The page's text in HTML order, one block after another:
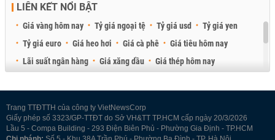
LIÊN KẾT NỔI BẬT
Giá vàng hôm nay Tỷ giá ngoại tệ Tỷ giá usd
Tỷ giá yen
Tỷ giá euro
Giá heo hơi Giá cà phê
Giá tiêu hôm nay
Lãi suất ngân hàng
Giá xăng dầu
Giá thép hôm nay
Trang TTĐTTH của công ty VietNewsCorp
Giấy phép số 3323/GP-TTĐT do Sở VH&TT TP.HCM cấp ngày 20/3/2026
Lầu 5 - Compa Building - 293 Điện Biên Phủ - Phường Gia Định - TP.HCM